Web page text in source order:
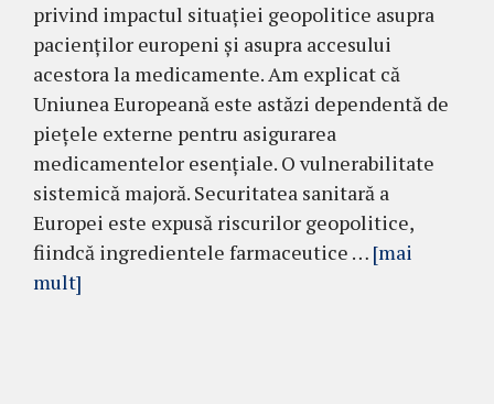
privind impactul situației geopolitice asupra
pacienților europeni și asupra accesului
acestora la medicamente. Am explicat că
Uniunea Europeană este astăzi dependentă de
piețele externe pentru asigurarea
medicamentelor esențiale. O vulnerabilitate
sistemică majoră. Securitatea sanitară a
Europei este expusă riscurilor geopolitice,
fiindcă ingredientele farmaceutice … [mai
mult]